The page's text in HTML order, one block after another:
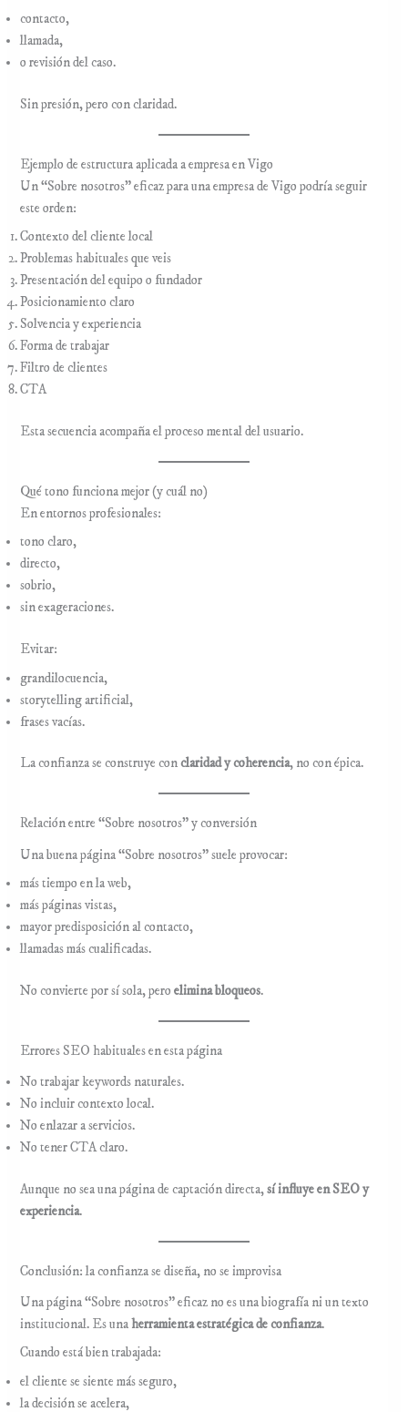
contacto,
llamada,
o revisión del caso.
Sin presión, pero con claridad.
Ejemplo de estructura aplicada a empresa en Vigo
Un “Sobre nosotros” eficaz para una empresa de Vigo podría seguir
este orden:
Contexto del cliente local
Problemas habituales que veis
Presentación del equipo o fundador
Posicionamiento claro
Solvencia y experiencia
Forma de trabajar
Filtro de clientes
CTA
Esta secuencia acompaña el proceso mental del usuario.
Qué tono funciona mejor (y cuál no)
En entornos profesionales:
tono claro,
directo,
sobrio,
sin exageraciones.
Evitar:
grandilocuencia,
storytelling artificial,
frases vacías.
La confianza se construye conclaridad y coherencia, no con épica.
Relación entre “Sobre nosotros” y conversión
Una buena página “Sobre nosotros” suele provocar:
más tiempo en la web,
más páginas vistas,
mayor predisposición al contacto,
llamadas más cualificadas.
No convierte por sí sola, peroelimina bloqueos.
Errores SEO habituales en esta página
No trabajar keywords naturales.
No incluir contexto local.
No enlazar a servicios.
No tener CTA claro.
Aunque no sea una página de captación directa,sí influye en SEO y
experiencia.
Conclusión: la confianza se diseña, no se improvisa
Una página “Sobre nosotros” eficaz no es una biografía ni un texto
institucional. Es unaherramienta estratégica de confianza.
Cuando está bien trabajada:
el cliente se siente más seguro,
la decisión se acelera,